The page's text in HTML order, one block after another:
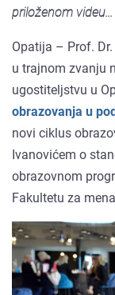
priloženom videu...
Opatija – Prof.
u trajnom zvanju
ugostiteljstvu u
obrazovanja u
novi ciklus
Ivanovićem o
obrazovnom
Fakultetu za